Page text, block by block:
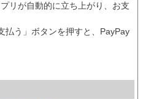
リが自動的に立ち上がり、お支
払う」ボタンを押すと、PayPay